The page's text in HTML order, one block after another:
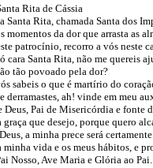
Rita de Cássia
Santa Rita, chamada Santa dos
momentos da dor que arrasta as
patrocínio, recorro a vós neste
cara Santa Rita, não me quereis
tão povoado pela dor?
sabeis o que é martírio do
derramastes, ah! vinde em meu
Deus, Pai de Misericórdia e fonte
que desejo, porque quero
a minha prece será
minha vida e os meus hábitos, e
Nosso, Ave Maria e Glória ao Pai.